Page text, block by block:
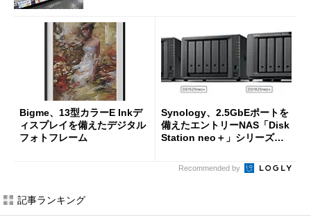
Bigme、13型カラーE Inkデ
ィスプレイを備えたデジタル
フォトフレーム
Synology、2.5GbEポートを
備えたエントリーNAS「Disk
Station neo＋」シリーズを
Recommended by
記事ランキング